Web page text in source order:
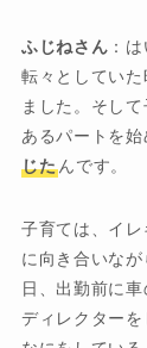
ふじねさん ：
転々としてい
ました。そし
あるパートを始
じた んです。
子育ては、イ
に向き合いな
日、出勤前に
ディレクター